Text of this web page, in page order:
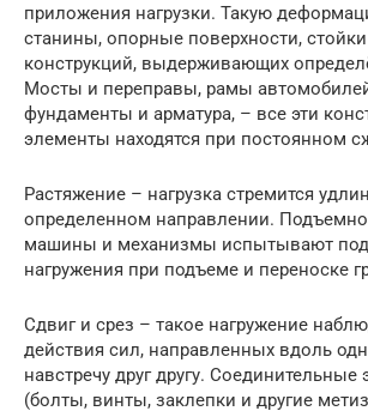
приложения нагрузки. Такую
станины, опорные поверхности, стойки
конструкций, выдерживающих
Мосты и переправы, рамы
фундаменты и арматура, – все эти
элементы находятся при постоянном
Растяжение – нагрузка стремится
определенном направлении.
машины и механизмы испытывают
нагружения при подъеме и переноске
Сдвиг и срез – такое нагружение
действия сил, направленных вдоль
навстречу друг другу. Соединительные
(болты, винты, заклепки и другие